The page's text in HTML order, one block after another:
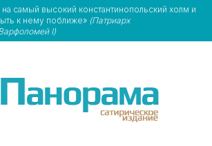
самый высокий константинопольский холм и
к нему поближе» (Патриарх
I)